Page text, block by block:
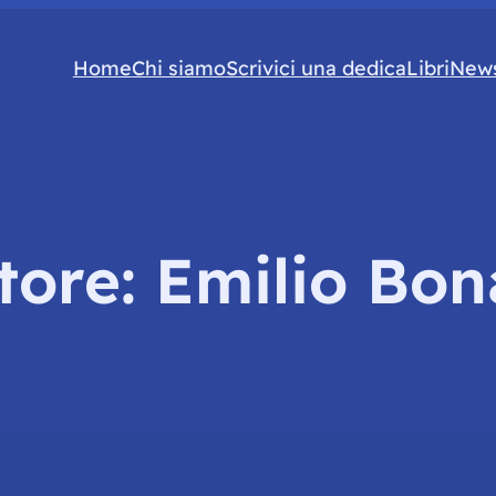
HomeChi siamoScrivici una dedicaLibri
Emilio